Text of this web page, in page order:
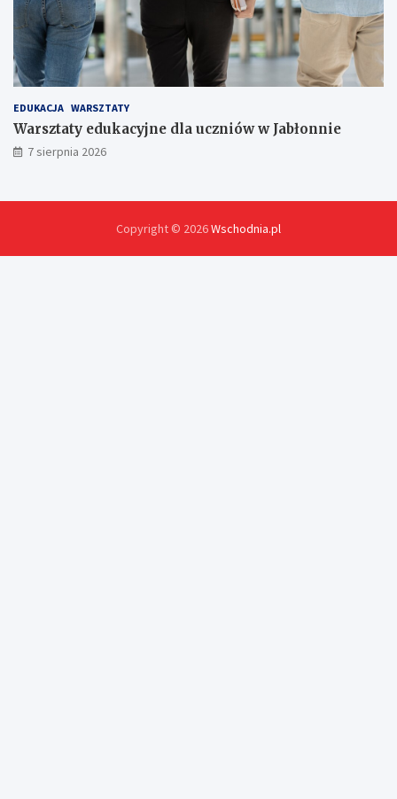
EDUKACJA WARSZTATY
Warsztaty edukacyjne dla uczniów w Jabłonnie
7 sierpnia 2026
Copyright © 2026Wschodnia.pl